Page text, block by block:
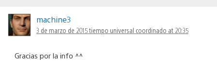
machine3
3 de marzo de 2015 tiempo universal coordinado at 20:35
Gracias por la info ^^